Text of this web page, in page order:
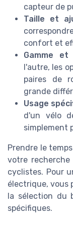
capteur de
Taille et
confort et
Gamme
l'autre, les
paires de
grande
Usage
d'un vélo
simplement
Prendre le
votre
cyclistes. Pour
électrique, vous
la sélection du
spécifiques.